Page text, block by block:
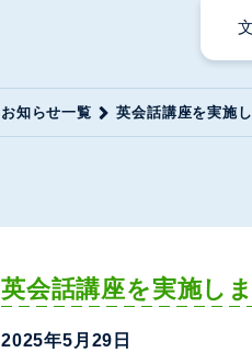
お知らせ一覧 英会話講座を実施
英会話講座を実施し
2025年5月29日